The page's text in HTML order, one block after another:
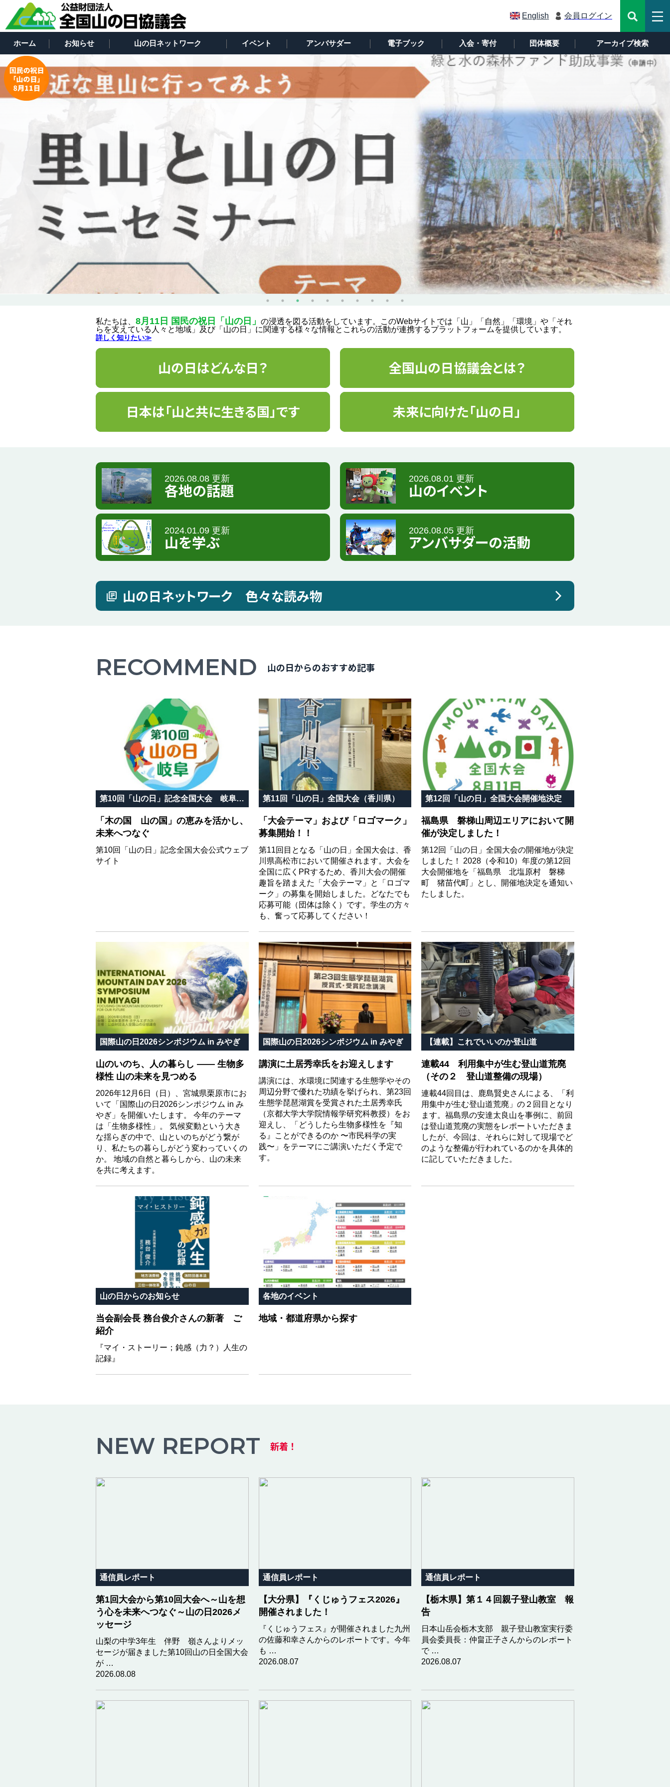
English 会員ログイン
ホーム お知らせ 山の日ネットワーク イベント アンバサダー 電子ブック 入会・寄付 団体概要 アーカイブ検索
【山形県】オオシラビソ林の再生に向け、本格的な計画作りを
しています！
【新潟県】第71回弥彦山たいまつ登山祭 第69回高頭祭
私たちは、 8月11日 国民の祝日「山の日」 の浸透を図る活動をしています。このWebサイトでは「山」「自然」「環境」や「それ
らを支えている人々と地域」及び「山の日」に関連する様々な情報とこれらの活動が連携するプラットフォームを提供しています。
詳しく知りたい≫
山の日はどんな日？ 全国山の日協議会とは？
日本は「山と共に生きる国」です 未来に向けた「山の日」
2026.08.08 更新
各地の話題
2026.08.01 更新
山のイベント
2024.01.09 更新
山を学ぶ
2026.08.05 更新
アンバサダーの活動
山の日ネットワーク 色々な読み物
RECOMMEND 山の日からのおすすめ記事
第10回「山の日」記念全国大会 岐阜in飛騨高山
「木の国 山の国」の恵みを活かし、
未来へつなぐ
第10回「山の日」記念全国大会公式ウェブ
サイト
第11回「山の日」全国大会（香川県）
「大会テーマ」および「ロゴマーク」
募集開始！！
第11回目となる「山の日」全国大会は、香
川県高松市において開催されます。大会を
全国に広くPRするため、香川大会の開催
趣旨を踏まえた「大会テーマ」と「ロゴマ
ーク」の募集を開始しました。どなたでも
応募可能（団体は除く）です。学生の方々
も、奮って応募してください！
第12回「山の日」全国大会開催地決定
福島県 磐梯山周辺エリアにおいて開
催が決定しました！
第12回「山の日」全国大会の開催地が決定
しました！ 2028（令和10）年度の第12回
大会開催地を「福島県 北塩原村 磐梯
町 猪苗代町」とし、開催地決定を通知い
たしました。
国際山の日2026シンポジウム in みやぎ
山のいのち、人の暮らし ―― 生物多
様性 山の未来を見つめる
2026年12月6日（日）、宮城県栗原市にお
いて「国際山の日2026シンポジウム in み
やぎ」を開催いたします。 今年のテーマ
は「生物多様性」。 気候変動という大き
な揺らぎの中で、山といのちがどう繋が
り、私たちの暮らしがどう変わっていくの
か。 地域の自然と暮らしから、山の未来
を共に考えます。
国際山の日2026シンポジウム in みやぎ
講演に土居秀幸氏をお迎えします
講演には、水環境に関連する生態学やその
周辺分野で優れた功績を挙げられ、第23回
生態学琵琶湖賞を受賞された土居秀幸氏
（京都大学大学院情報学研究科教授）をお
迎えし、「どうしたら生物多様性を『知
る』ことができるのか 〜市民科学の実
践〜」をテーマにご講演いただく予定で
す。
【連載】これでいいのか登山道
連載44 利用集中が生む登山道荒廃
（その２ 登山道整備の現場）
連載44回目は、鹿島賢史さんによる、「利
用集中が生む登山道荒廃」の２回目となり
ます。福島県の安達太良山を事例に、前回
は登山道荒廃の実態をレポートいただきま
したが、今回は、それらに対して現場でど
のような整備が行われているのかを具体的
に記していただきました。
山の日からのお知らせ
当会副会長 務台俊介さんの新著 ご
紹介
『マイ・ストーリー；鈍感（力？）人生の
記録』
各地のイベント
地域・都道府県から探す
NEW REPORT 新着！
通信員レポート
第1回大会から第10回大会へ～山を想
う心を未来へつなぐ～山の日2026メ
ッセージ
山梨の中学3年生 伴野 嶺さんよりメッ
セージが届きました第10回山の日全国大会
が …
2026.08.08
通信員レポート
【大分県】『くじゅうフェス2026』
開催されました！
『くじゅうフェス』が開催されました九州
の佐藤和幸さんからのレポートです。今年
も …
2026.08.07
通信員レポート
【栃木県】第１４回親子登山教室 報
告
日本山岳会栃木支部 親子登山教室実行委
員会委員長：仲畠正子さんからのレポート
で …
2026.08.07